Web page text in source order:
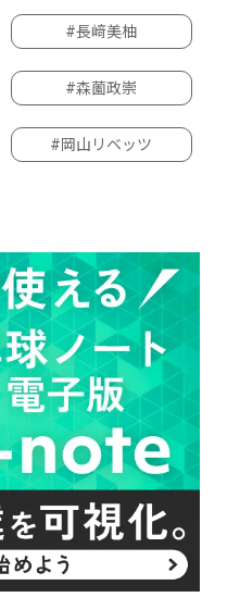
#長﨑美柚
#森薗政崇
#岡山リベッツ